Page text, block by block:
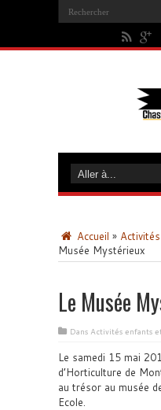
Accueil »
Musée Mystérieux
Le Musée
Dans Activités enfants
Le samedi 15 mai
d’Horticulture de
au trésor au musée
Ecole.